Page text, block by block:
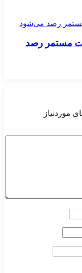
مستمر رصد
موردنیاز